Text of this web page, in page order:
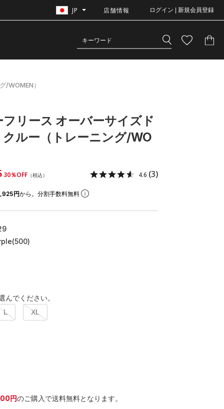
JP 店舗情報 ログイン | 新規会員登録
/WOMEN）
リース オーバーサイズド
ルー（トレーニング/WO
30％OFF （税込） 4.6 (3)
円から。分割手数料無料
んでください。
L XL
円のご購入で送料無料となります。